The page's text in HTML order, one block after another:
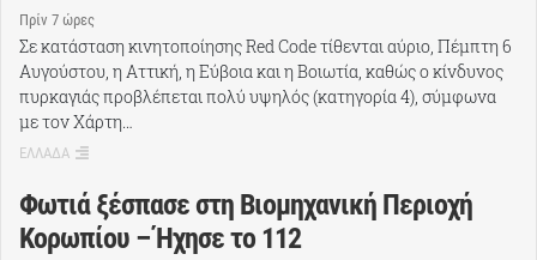
Πρίν 7 ώρες
Σε κατάσταση κινητοποίησης Red Code τίθενται αύριο, Πέμπτη 6
Αυγούστου, η Αττική, η Εύβοια και η Βοιωτία, καθώς ο κίνδυνος
πυρκαγιάς προβλέπεται πολύ υψηλός (κατηγορία 4), σύμφωνα
με τον Χάρτη…
ΕΛΛΑΔΑ
Φωτιά ξέσπασε στη Βιομηχανική Περιοχή
Κορωπίου – Ήχησε το 112